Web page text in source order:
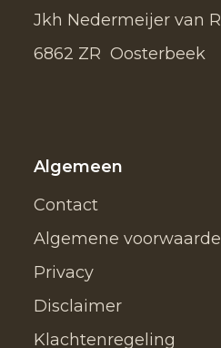
Jkh Nedermeijer van
6862 ZR Oosterbeek
Algemeen
Contact
Algemene
Privacy
Disclaimer
Klachtenregeling